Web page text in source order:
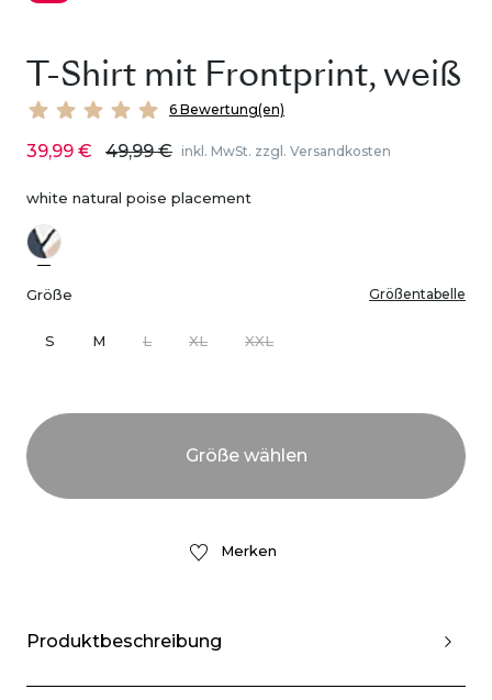
T-Shirt mit Frontprint, weiß
6 Bewertung(en)
39,99 € 49,99 € inkl. MwSt. zzgl. Versandkosten
white natural poise placement
Größe Größentabelle
S M L XL XXL
Merken
Produktbeschreibung